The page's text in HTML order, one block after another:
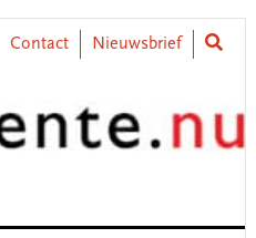
Contact Nieuwsbrief